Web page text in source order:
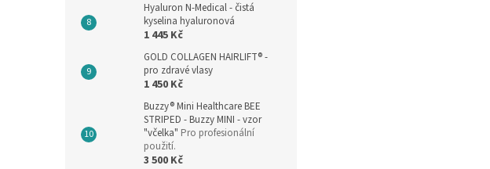
Hyaluron N-Medical - čistá
kyselina hyaluronová
1 445 Kč
GOLD COLLAGEN HAIRLIFT® -
pro zdravé vlasy
1 450 Kč
Buzzy® Mini Healthcare BEE
STRIPED - Buzzy MINI - vzor
"včelka" Pro profesionální
použití.
3 500 Kč